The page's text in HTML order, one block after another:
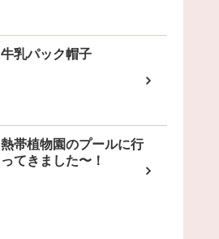
牛乳パック帽子
熱帯植物園のプールに行
ってきました〜！